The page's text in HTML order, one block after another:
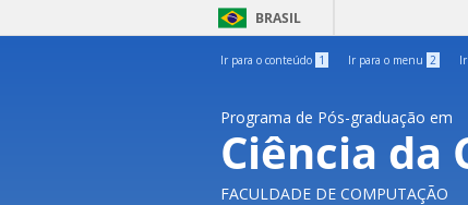
BRASIL
Ir para o conteúdo 1 Ir para o menu 2
Programa de Pós-graduação em
Ciência da
FACULDADE DE COMPUTAÇÃO